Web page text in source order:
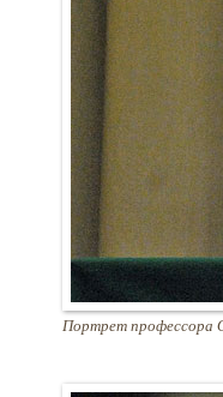
Портрет профессора